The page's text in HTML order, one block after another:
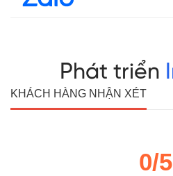
KHÁCH HÀNG NHẬN XÉT
0/5